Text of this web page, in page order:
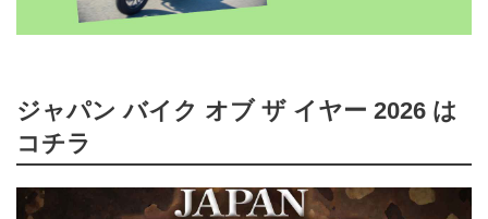
ジャパン バイク オブ ザ イヤー 2026 は
コチラ